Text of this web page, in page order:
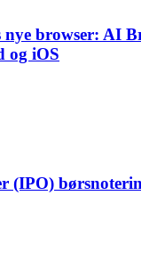
nye browser: AI
og iOS
(IPO)